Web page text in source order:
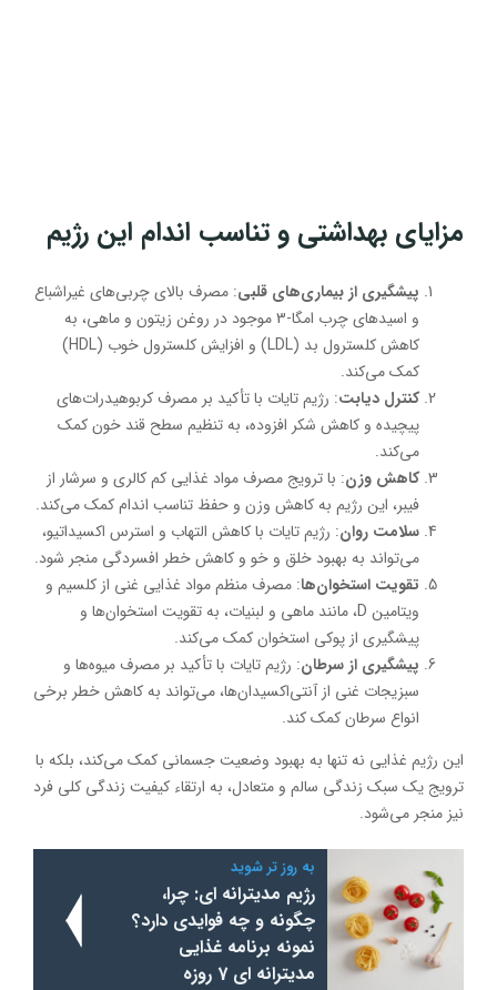
مزایای بهداشتی و تناسب اندام این رژیم
پیشگیری از بیماری‌های قلبی: مصرف بالای چربی‌های غیراشباع
و اسیدهای چرب امگا-3 موجود در روغن زیتون و ماهی، به
کاهش کلسترول بد (LDL) و افزایش کلسترول خوب (HDL)
کمک می‌کند.
کنترل دیابت: رژیم تایات با تأکید بر مصرف کربوهیدرات‌های
پیچیده و کاهش شکر افزوده، به تنظیم سطح قند خون کمک
می‌کند.
کاهش وزن: با ترویج مصرف مواد غذایی کم کالری و سرشار از
فیبر، این رژیم به کاهش وزن و حفظ تناسب اندام کمک می‌کند.
سلامت روان: رژیم تایات با کاهش التهاب و استرس اکسیداتیو،
می‌تواند به بهبود خلق و خو و کاهش خطر افسردگی منجر شود.
تقویت استخوان‌ها: مصرف منظم مواد غذایی غنی از کلسیم و
ویتامین D، مانند ماهی و لبنیات، به تقویت استخوان‌ها و
پیشگیری از پوکی استخوان کمک می‌کند.
پیشگیری از سرطان: رژیم تایات با تأکید بر مصرف میوه‌ها و
سبزیجات غنی از آنتی‌اکسیدان‌ها، می‌تواند به کاهش خطر برخی
انواع سرطان کمک کند.
این رژیم غذایی نه تنها به بهبود وضعیت جسمانی کمک می‌کند، بلکه با
ترویج یک سبک زندگی سالم و متعادل، به ارتقاء کیفیت زندگی کلی فرد
نیز منجر می‌شود.
به روز تر شوید
رژیم مدیترانه ای: چرا،
چگونه و چه فوایدی دارد؟
نمونه برنامه غذایی
مدیترانه ای 7 روزه